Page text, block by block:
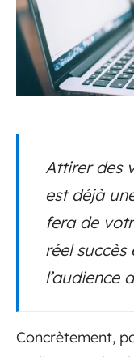
Attirer des
est déjà
fera de
réel
l’audience
Concrètement,